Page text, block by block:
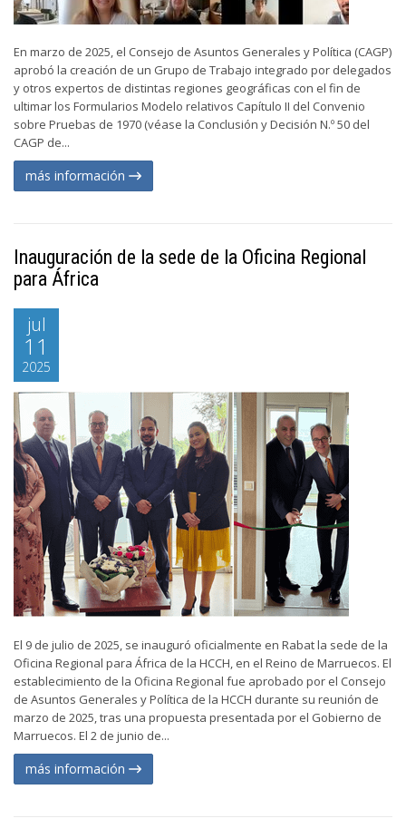
En marzo de 2025, el Consejo de Asuntos Generales y Política (CAGP)
aprobó la creación de un Grupo de Trabajo integrado por delegados
y otros expertos de distintas regiones geográficas con el fin de
ultimar los Formularios Modelo relativos Capítulo II del Convenio
sobre Pruebas de 1970 (véase la Conclusión y Decisión N.º 50 del
CAGP de...
más información
Inauguración de la sede de la Oficina Regional
para África
jul
11
2025
El 9 de julio de 2025, se inauguró oficialmente en Rabat la sede de la
Oficina Regional para África de la HCCH, en el Reino de Marruecos. El
establecimiento de la Oficina Regional fue aprobado por el Consejo
de Asuntos Generales y Política de la HCCH durante su reunión de
marzo de 2025, tras una propuesta presentada por el Gobierno de
Marruecos. El 2 de junio de...
más información